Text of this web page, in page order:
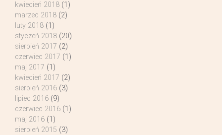
kwiecień 2018 (1)
marzec 2018 (2)
luty 2018 (1)
styczeń 2018 (20)
sierpień 2017 (2)
czerwiec 2017 (1)
maj 2017 (1)
kwiecień 2017 (2)
sierpień 2016 (3)
lipiec 2016 (9)
czerwiec 2016 (1)
maj 2016 (1)
sierpień 2015 (3)